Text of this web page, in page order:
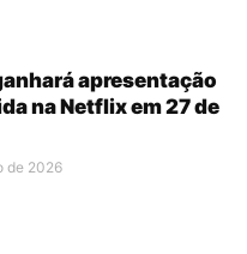
apresentação
na Netflix em 27 de
de 2026